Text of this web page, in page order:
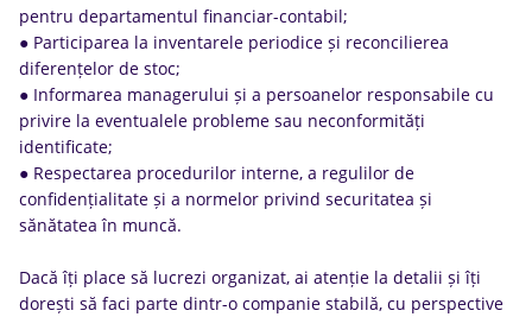
pentru departamentul financiar-contabil;
● Participarea la inventarele periodice și reconcilierea
diferențelor de stoc;
● Informarea managerului și a persoanelor responsabile cu
privire la eventualele probleme sau neconformități
identificate;
● Respectarea procedurilor interne, a regulilor de
confidențialitate și a normelor privind securitatea și
sănătatea în muncă.
Dacă îți place să lucrezi organizat, ai atenție la detalii și îți
dorești să faci parte dintr-o companie stabilă, cu perspective